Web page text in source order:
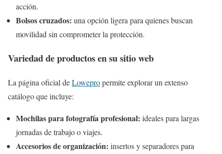
acción.
Bolsos cruzados: una opción ligera para quienes buscan
movilidad sin comprometer la protección.
Variedad de productos en su sitio web
La página oficial deLowepropermite explorar un extenso
catálogo que incluye:
Mochilas para fotografía profesional: ideales para largas
jornadas de trabajo o viajes.
Accesorios de organización: insertos y separadores para